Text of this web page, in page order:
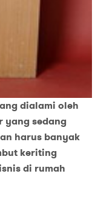
dialami oleh
yang sedang
harus banyak
keriting
di rumah